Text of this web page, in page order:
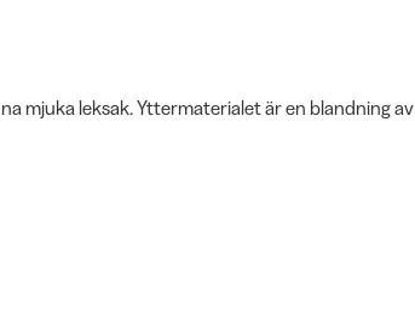
mjuka leksak. Yttermaterialet är en blandning av